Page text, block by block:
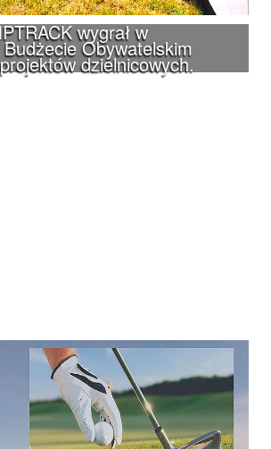
wygrał w
Obywatelskim
dzielnicowych.